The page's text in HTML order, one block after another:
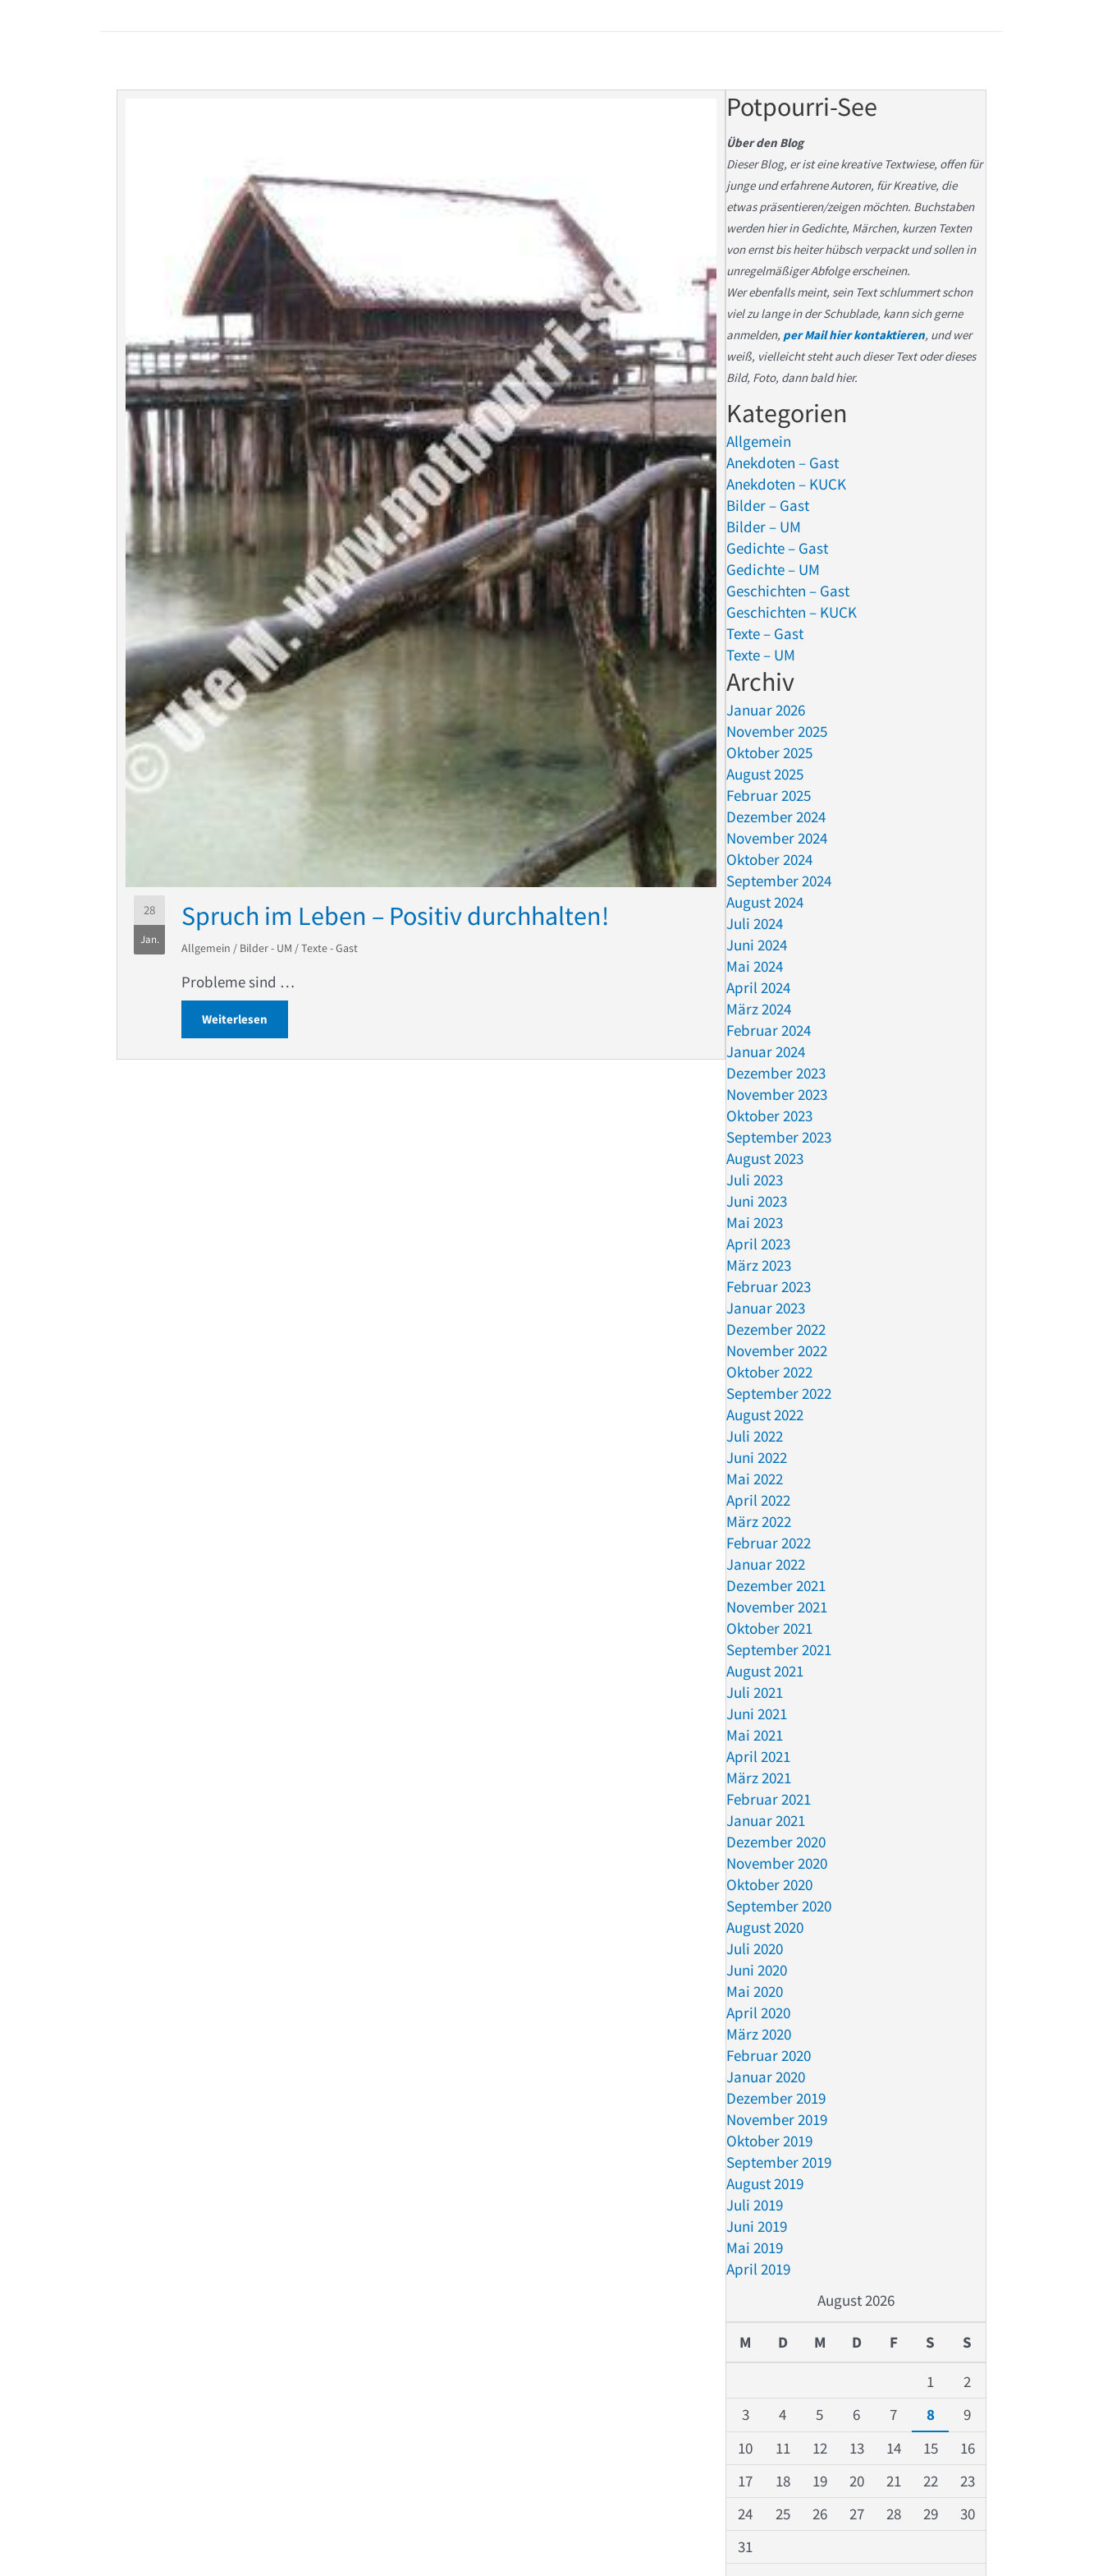
28
Jan.
Spruch im Leben – Positiv durchhalten!
Allgemein / Bilder - UM /Texte - Gast
Probleme sind …
Weiterlesen
Potpourri-See
Über den Blog
Dieser Blog, er ist eine kreative Textwiese, offen für
junge und erfahrene Autoren, für Kreative, die
etwas präsentieren/zeigen möchten. Buchstaben
werden hier in Gedichte, Märchen, kurzen Texten
von ernst bis heiter hübsch verpackt und sollen in
unregelmäßiger Abfolge erscheinen.
Wer ebenfalls meint, sein Text schlummert schon
viel zu lange in der Schublade, kann sich gerne
anmelden, per Mail hier kontaktieren, und wer
weiß, vielleicht steht auch dieser Text oder dieses
Bild, Foto, dann bald hier.
Kategorien
Allgemein
Anekdoten – Gast
Anekdoten – KUCK
Bilder – Gast
Bilder – UM
Gedichte – Gast
Gedichte – UM
Geschichten – Gast
Geschichten – KUCK
Texte – Gast
Texte – UM
Archiv
Januar 2026
November 2025
Oktober 2025
August 2025
Februar 2025
Dezember 2024
November 2024
Oktober 2024
September 2024
August 2024
Juli 2024
Juni 2024
Mai 2024
April 2024
März 2024
Februar 2024
Januar 2024
Dezember 2023
November 2023
Oktober 2023
September 2023
August 2023
Juli 2023
Juni 2023
Mai 2023
April 2023
März 2023
Februar 2023
Januar 2023
Dezember 2022
November 2022
Oktober 2022
September 2022
August 2022
Juli 2022
Juni 2022
Mai 2022
April 2022
März 2022
Februar 2022
Januar 2022
Dezember 2021
November 2021
Oktober 2021
September 2021
August 2021
Juli 2021
Juni 2021
Mai 2021
April 2021
März 2021
Februar 2021
Januar 2021
Dezember 2020
November 2020
Oktober 2020
September 2020
August 2020
Juli 2020
Juni 2020
Mai 2020
April 2020
März 2020
Februar 2020
Januar 2020
Dezember 2019
November 2019
Oktober 2019
September 2019
August 2019
Juli 2019
Juni 2019
Mai 2019
April 2019
August 2026
M D M D F S
S
1
2
3
4 5 6 7 8
9
10
11 12 13 14 15
16
17
18 19 20 21 22
23
24
25 26 27 28 29
30
31